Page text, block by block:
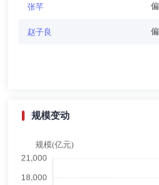
董茂云
罗海平先生：独立董事，博士
党组书记、总经理、汉口分公
团执行委员会委员，中华联合
张芊
赵子良
规模变动